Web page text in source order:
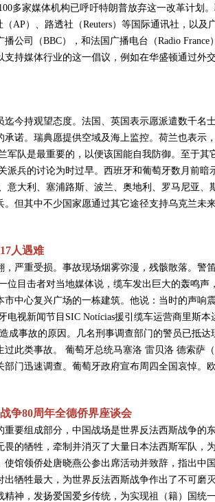
多家媒体机构已呼吁特朗普放弃这一改革计划
AP）、路透社（Reuters）等国际通讯社，以及
公司（BBC），和法国广播电台（Radio France
持媒体行业的这一倡议，例如在华盛顿通过外
今持观望态度。法国、英国表示愿派遣数千名
诺。瑞典愿提供空域及海上监控。荷兰也表示
军队是最重要的，以便该国能自我防御。至于其
派兵的讨论为时过早。西班牙和葡萄牙数月前暗
意大利、塞浦路斯、波兰、奥地利、罗马尼亚、
但其中不少国家愿通过其它途径支持乌克兰未
人遇难
严重受损。事故现场烟雾弥漫，残骸散落。警
位目击者对当地媒体说，缆车发出巨大的轰鸣声
中心复兴广场的一栋建筑。他说：当时的声响
电视新闻节目SIC Notícias援引缆车运营商里斯本
成事故的原因。几名刑事调查部门的警员已抵达
此类事故。 葡萄牙总统马塞洛 雷贝洛 德索萨（
门迅速调查。葡萄牙政府宣布周四全国哀悼。
争80周年全德侨界座谈会
要组成部分，中国战场是世界反法西斯战争的
的牺牲，牵制并消灭了大量日本法西斯军队，
馆领侨处唐晓燕公参出席活动并致辞，指出中
牺牲最大，为世界反法西斯战争作出了不可磨
神，发扬爱国爱乡传统，为实现祖（籍）国统一